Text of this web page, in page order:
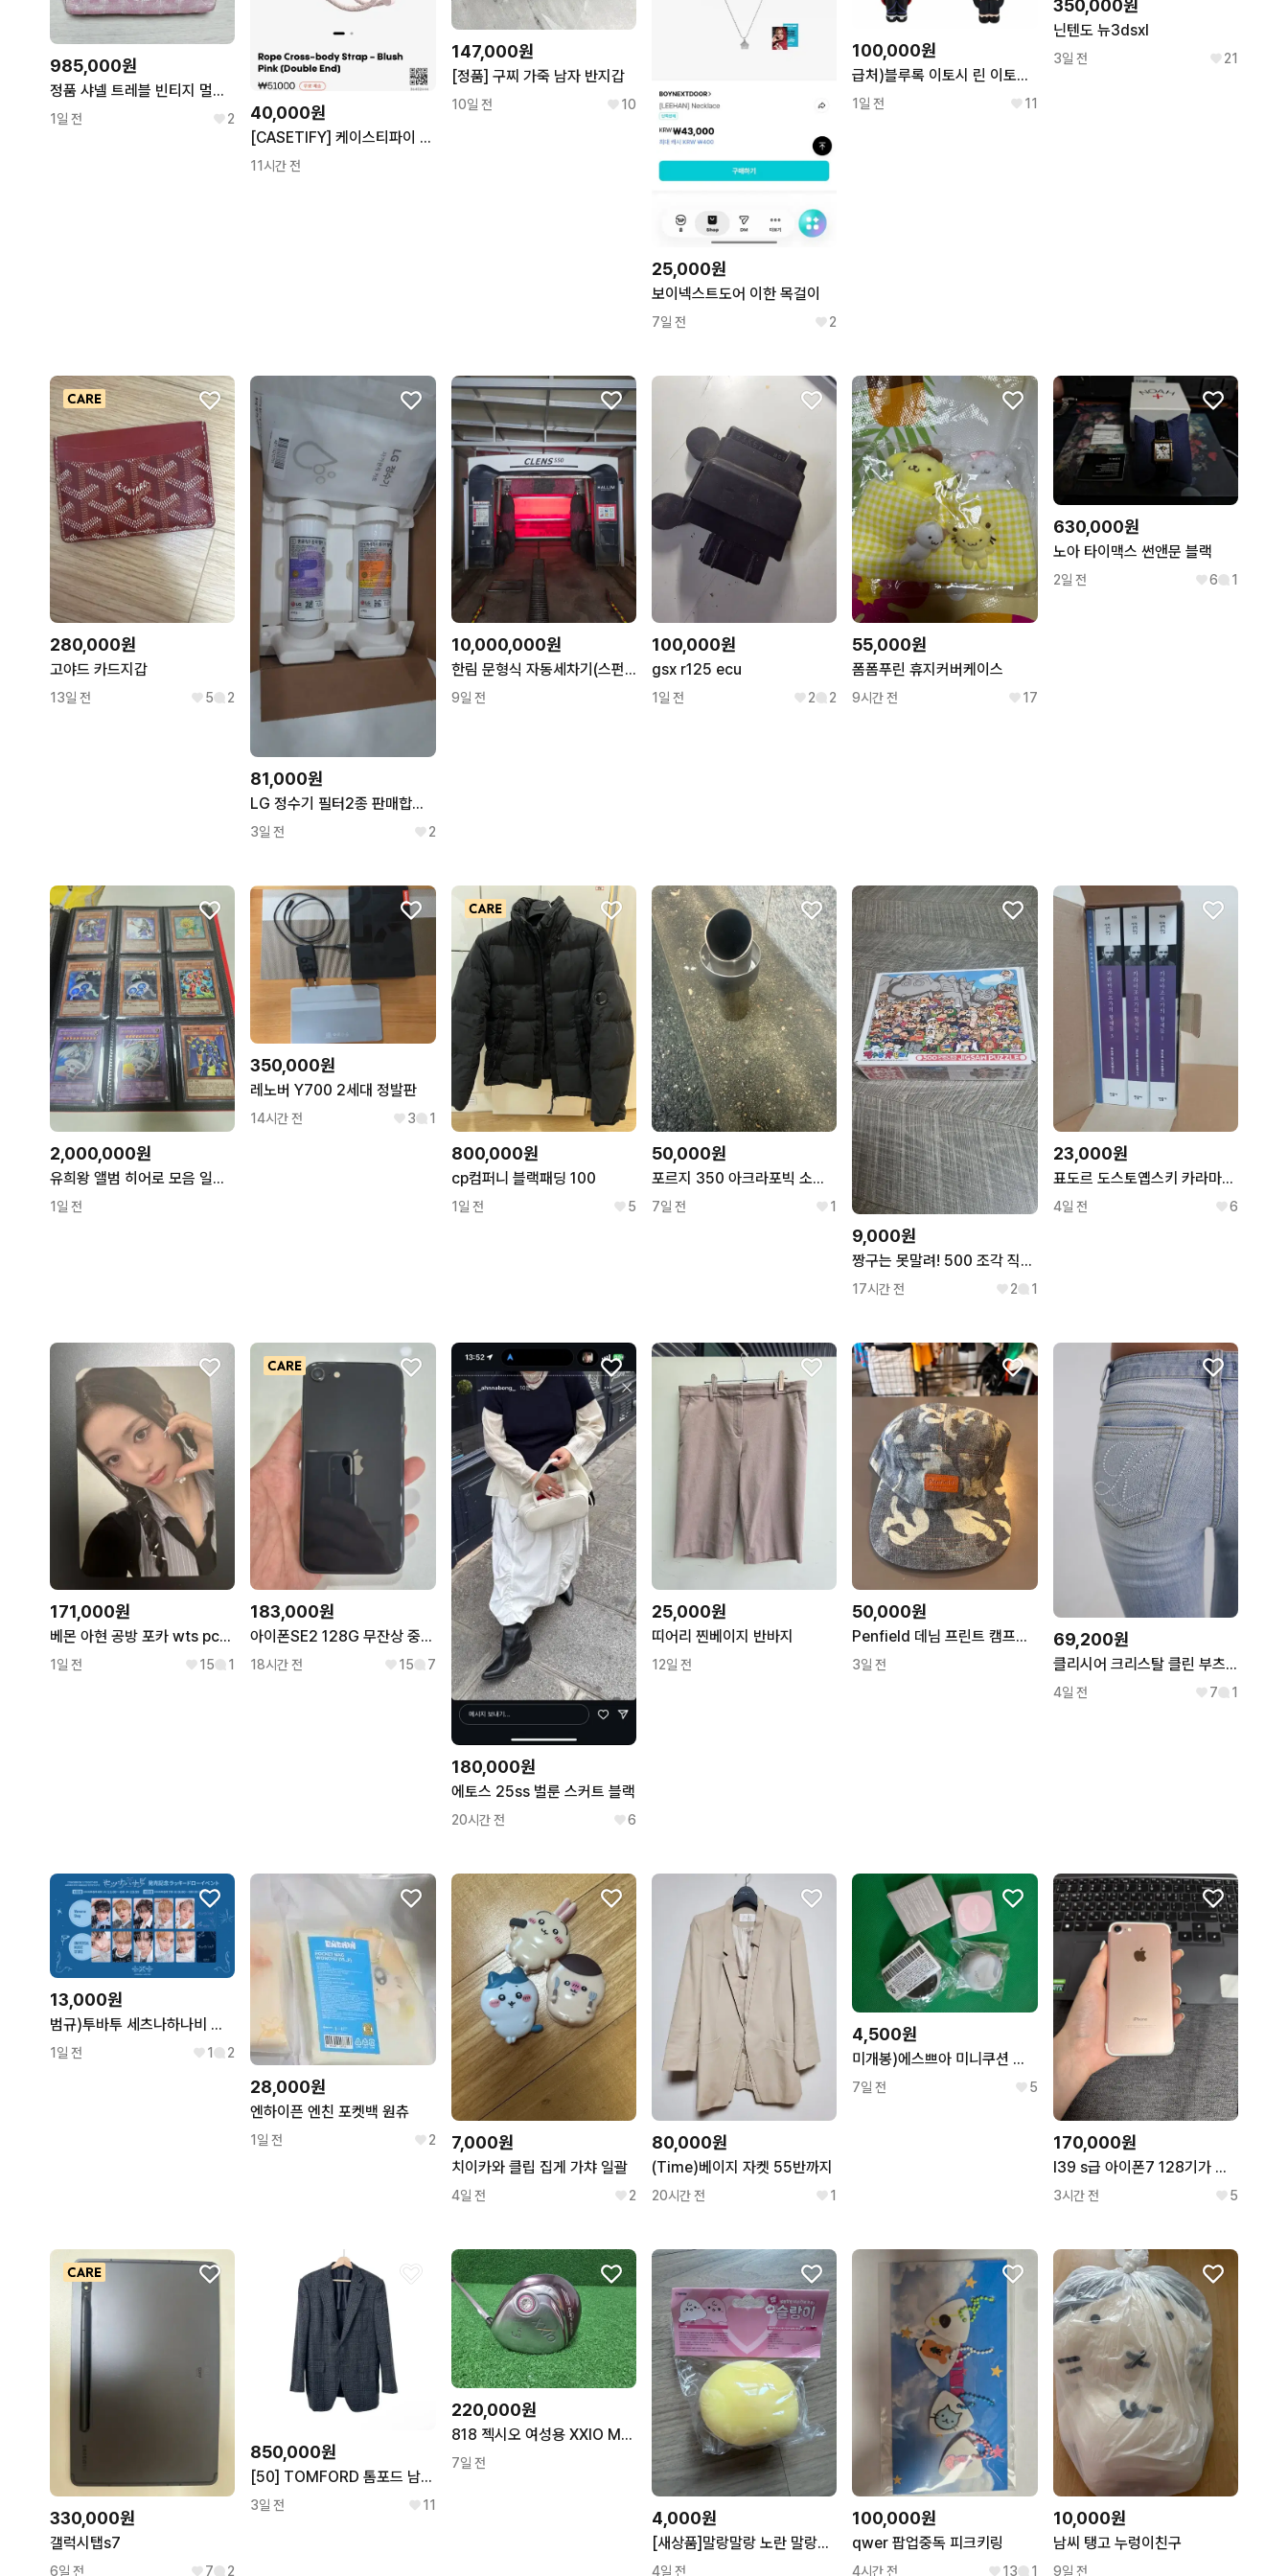
985,000원
정품 샤넬 트레블 빈티지 멀티 스몰 숄더. 백팩 (6번대)
1일 전 2 40,000원
[CASETIFY] 케이스티파이 루프 크로스바디 스트랩 블러시핑크
11시간 전
147,000원
[정품] 구찌 가죽 남자 반지갑
10일 전 10
25,000원
보이넥스트도어 이한 목걸이
7일 전 2
100,000원
급처)블루록 이토시 린 이토시 사에 룩업 특전 포함
1일 전 11
350,000원
닌텐도 뉴3dsxl
3일 전 21
280,000원
고야드 카드지갑
13일 전 5 2
81,000원
LG 정수기 필터2종 판매합니다 (중금속,바이러스)
3일 전 2
10,000,000원
한림 문형식 자동세차기(스펀지)
9일 전
100,000원
gsx r125 ecu
1일 전 2 2
55,000원
폼폼푸린 휴지커버케이스
9시간 전 17
630,000원
노아 타이맥스 썬앤문 블랙
2일 전 6 1
2,000,000원
유희왕 앨범 히어로 모음 일괄 판매(쥬다이 관련 전부) 일주일간 판매 예정3
1일 전
350,000원
레노버 Y700 2세대 정발판
14시간 전 3 1
800,000원
cp컴퍼니 블랙패딩 100
1일 전 5
50,000원
포르지 350 아크라포빅 소음기
7일 전 1
9,000원
짱구는 못말려! 500 조각 직소 퍼즐
17시간 전 2 1
23,000원
표도르 도스토옙스키 카라마조프가의 형제들 1-3 세트
4일 전 6
171,000원
베몬 아현 공방 포카 wts pcs ahyoen BM Sheesh
1일 전 15 1
183,000원
아이폰SE2 128G 무잔상 중고폰 공기계
18시간 전 15 7
180,000원
에토스 25ss 벌룬 스커트 블랙
20시간 전 6
25,000원
띠어리 찐베이지 반바지
12일 전
50,000원
Penfield 데님 프린트 캠프캡 (FREE)
3일 전
69,200원
클리시어 크리스탈 클린 부츠컷 로우 진 라이트블루 M
4일 전 7 1
13,000원
범규)투바투 세츠나하나비 위버스 유니버셜 럭드 분철 연준수빈휴닝카이범규태현
1일 전 1 2
28,000원
엔하이픈 엔친 포켓백 원츄
1일 전 2 7,000원
치이카와 클립 집게 가챠 일괄
4일 전 2
80,000원
(Time)베이지 자켓 55반까지
20시간 전 1
4,500원
미개봉)에스쁘아 미니쿠션 공용기+실리콘커버 케이스세트(공용기
7일 전 5
170,000원
I39 s급 아이폰7 128기가 유음
3시간 전 5
330,000원
갤럭시탭s7
6일 전 7 2
850,000원
[50] TOMFORD 톰포드 남성 체크 울 실크 글랜체크 블레이저 자켓
3일 전 11
220,000원
818 젝시오 여성용 XXIO MP900 핑크 5번 20도 L 중고 우드
7일 전
4,000원
[새상품]말랑말랑 노란 말랑이 슬랑이
4일 전
100,000원
qwer 팝업중독 피크키링
4시간 전 13 1
10,000원
남씨 탱고 누렁이친구
9일 전